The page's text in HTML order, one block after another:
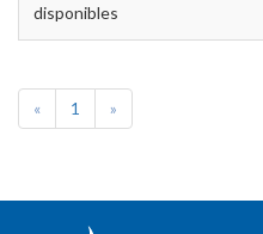
disponibles
« 1 »